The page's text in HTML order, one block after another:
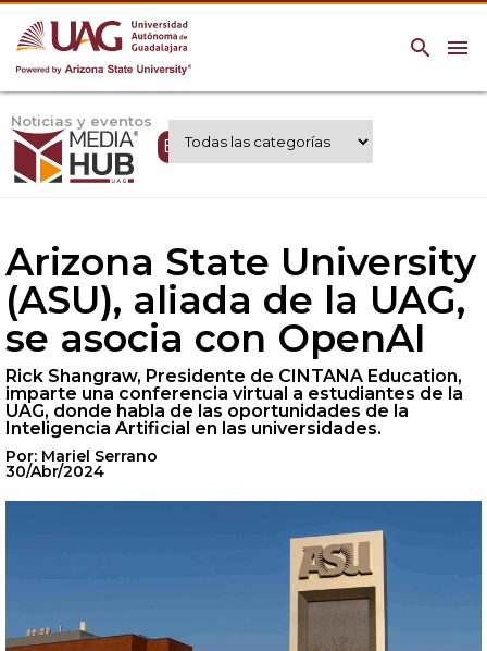
menu
search
Noticias y eventos
Expertos UAG
Arizona State University
(ASU), aliada de la UAG,
se asocia con OpenAI
Rick Shangraw, Presidente de CINTANA Education,
imparte una conferencia virtual a estudiantes de la
UAG, donde habla de las oportunidades de la
Inteligencia Artificial en las universidades.
Por: Mariel Serrano
30/Abr/2024